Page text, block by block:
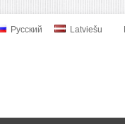
Pусский Latviešu